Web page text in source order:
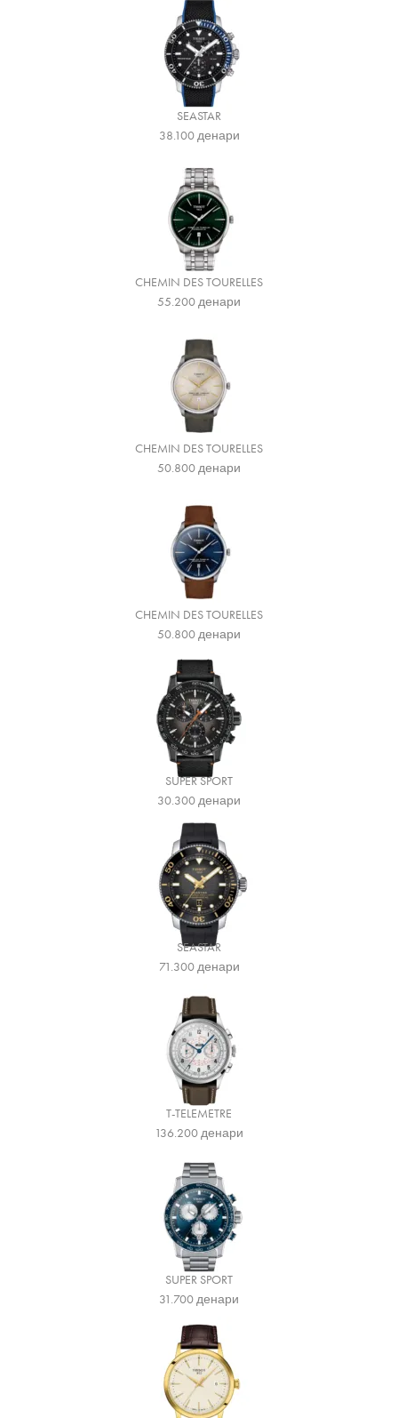
SEASTAR
38.100денари
CHEMIN DES TOURELLES
55.200денари
CHEMIN DES TOURELLES
50.800денари
CHEMIN DES TOURELLES
50.800денари
SUPER SPORT
30.300денари
SEASTAR
71.300денари
T-TELEMETRE
136.200денари
SUPER SPORT
31.700денари